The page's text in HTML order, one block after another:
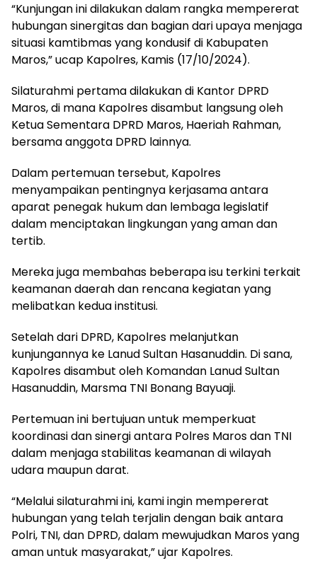
“Kunjungan ini dilakukan dalam rangka mempererat
hubungan sinergitas dan bagian dari upaya menjaga
situasi kamtibmas yang kondusif di Kabupaten
Maros,” ucap Kapolres, Kamis (17/10/2024).
Silaturahmi pertama dilakukan di Kantor DPRD
Maros, di mana Kapolres disambut langsung oleh
Ketua Sementara DPRD Maros, Haeriah Rahman,
bersama anggota DPRD lainnya.
Dalam pertemuan tersebut, Kapolres
menyampaikan pentingnya kerjasama antara
aparat penegak hukum dan lembaga legislatif
dalam menciptakan lingkungan yang aman dan
tertib.
Mereka juga membahas beberapa isu terkini terkait
keamanan daerah dan rencana kegiatan yang
melibatkan kedua institusi.
Setelah dari DPRD, Kapolres melanjutkan
kunjungannya ke Lanud Sultan Hasanuddin. Di sana,
Kapolres disambut oleh Komandan Lanud Sultan
Hasanuddin, Marsma TNI Bonang Bayuaji.
Pertemuan ini bertujuan untuk memperkuat
koordinasi dan sinergi antara Polres Maros dan TNI
dalam menjaga stabilitas keamanan di wilayah
udara maupun darat.
“Melalui silaturahmi ini, kami ingin mempererat
hubungan yang telah terjalin dengan baik antara
Polri, TNI, dan DPRD, dalam mewujudkan Maros yang
aman untuk masyarakat,” ujar Kapolres.